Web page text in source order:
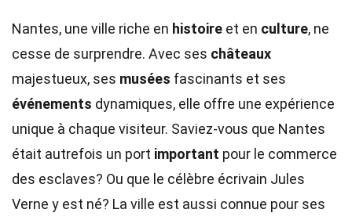
Nantes, une ville riche en histoire et en culture, ne
cesse de surprendre. Avec ses châteaux
majestueux, ses musées fascinants et ses
événements dynamiques, elle offre une expérience
unique à chaque visiteur. Saviez-vous que Nantes
était autrefois un port important pour le commerce
des esclaves? Ou que le célèbre écrivain Jules
Verne y est né? La ville est aussi connue pour ses